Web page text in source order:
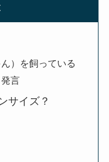
）を飼っている
言
サイズ？